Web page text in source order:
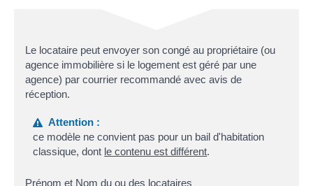
Le locataire peut envoyer son congé au propriétaire (ou
agence immobilière si le logement est géré par une
agence) par courrier recommandé avec avis de
réception.
Attention :
ce modèle ne convient pas pour un bail d'habitation
classique, dont le contenu est différent.
Prénom et Nom du ou des locataires